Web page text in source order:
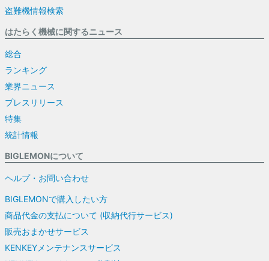
盗難機情報検索
はたらく機械に関するニュース
総合
ランキング
業界ニュース
プレスリリース
特集
統計情報
BIGLEMONについて
ヘルプ・お問い合わせ
BIGLEMONで購入したい方
商品代金の支払について (収納代行サービス)
販売おまかせサービス
KENKEYメンテナンスサービス